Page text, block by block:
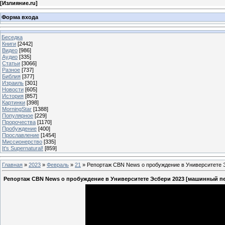
[Излияние.ru]
Форма входа
Беседка
Книги [2442]
Видео [986]
Аудио [335]
Статьи [3066]
Разное [737]
Библия [377]
Израиль [301]
Новости [605]
История [857]
Картинки [398]
MorningStar [1388]
Популярное [229]
Пророчества [1170]
Пробуждение [400]
Прославление [1454]
Миссионерство [335]
It's Supernatural! [859]
Главная » 2023 » Февраль » 21 » Репортаж CBN News о пробуждение в
Репортаж CBN News о пробуждение в Университете Эсбери 2023 [машинный